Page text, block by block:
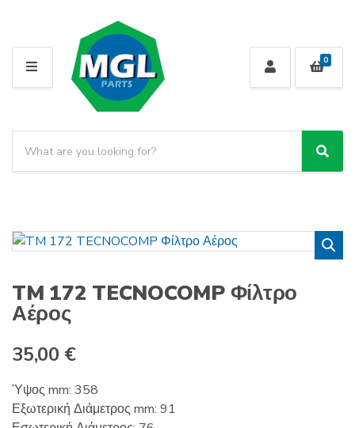
MENU
Category name
0
TM 172 TECNOCOMP Φίλτρο
Αέρος
35,00 €
Ύψος mm: 358
Εξωτερική Διάμετρος mm: 91